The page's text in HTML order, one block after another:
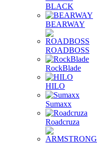
BLACK
BEARWAY
ROADBOSS
RockBlade
HILO
Sumaxx
Roadcruza